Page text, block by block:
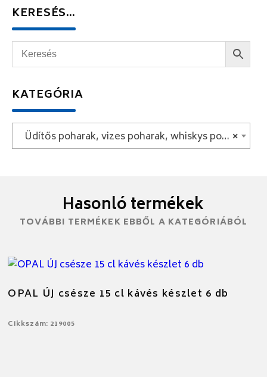
KERESÉS…
KATEGÓRIA
×
Üdítős poharak, vizes poharak, whiskys poharak
Hasonló termékek
TOVÁBBI TERMÉKEK EBBŐL A KATEGÓRIÁBÓL
OPAL ÚJ csésze 15 cl kávés készlet 6 db
Cikkszám: 219005